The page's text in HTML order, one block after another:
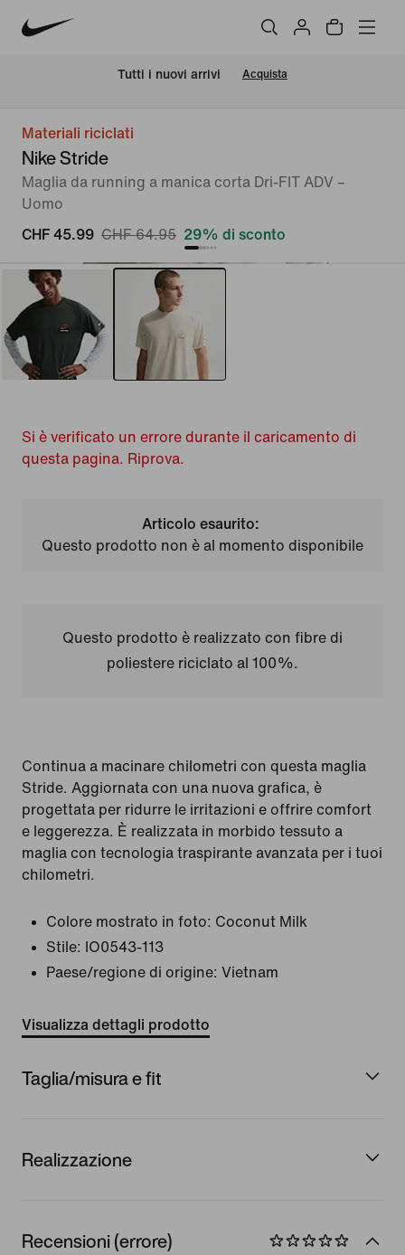
Tutti i nuovi arrivi Acquista
Materiali riciclati
Nike Stride
Maglia da running a manica corta Dri-FIT ADV –
Uomo
CHF 45.99 CHF 64.95 29% di sconto
Si è verificato un errore durante il caricamento di
questa pagina. Riprova.
Articolo esaurito:
Questo prodotto non è al momento disponibile
Questo prodotto è realizzato con fibre di
poliestere riciclato al 100%.
Continua a macinare chilometri con questa maglia
Stride. Aggiornata con una nuova grafica, è
progettata per ridurre le irritazioni e offrire comfort
e leggerezza. È realizzata in morbido tessuto a
maglia con tecnologia traspirante avanzata per i tuoi
chilometri.
Colore mostrato in foto: Coconut Milk
Stile:
IO0543-113
Paese/regione di origine: Vietnam
Visualizza dettagli prodotto
Taglia/misura e fit
Realizzazione
Recensioni (errore)